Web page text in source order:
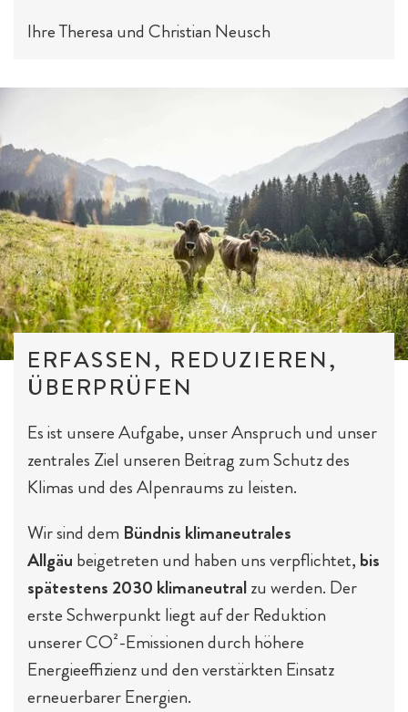
Ihre Theresa und Christian Neusch
ERFASSEN, REDUZIEREN,
ÜBERPRÜFEN
Es ist unsere Aufgabe, unser Anspruch und unser
zentrales Ziel unseren Beitrag zum Schutz des
Klimas und des Alpenraums zu leisten.
Wir sind dem Bündnis klimaneutrales
Allgäu beigetreten und haben uns verpflichtet, bis
spätestens 2030 klimaneutralzu werden. Der
erste Schwerpunkt liegt auf der Reduktion
unserer CO²-Emissionen durch höhere
Energieeffizienz und den verstärkten Einsatz
erneuerbarer Energien.
Outdoor-Sport & Tennis